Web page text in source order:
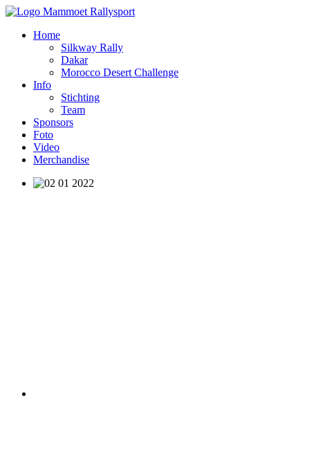
Home
Silkway Rally
Dakar
Morocco Desert Challenge
Info
Stichting
Team
Sponsors
Foto
Video
Merchandise